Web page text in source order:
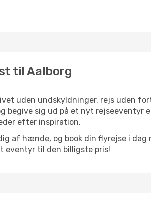
til Aalborg
uden undskyldninger, rejs uden
begive sig ud på et nyt rejseeventyr
efter inspiration.
af hænde, og book din flyrejse i
eventyr til den billigste pris!